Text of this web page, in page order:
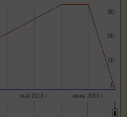
май 2013 г. июль 2013 г.
0
0
10
10
20
20
30
30